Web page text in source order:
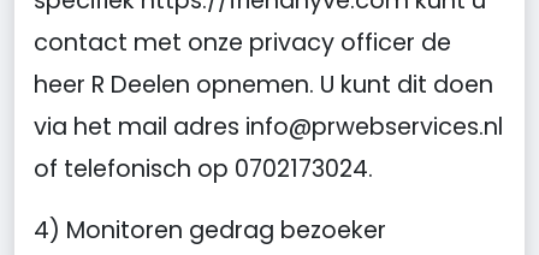
contact met onze privacy officer de
heer R Deelen opnemen. U kunt dit doen
via het mail adres info@prwebservices.nl
of telefonisch op 0702173024.
4) Monitoren gedrag bezoeker